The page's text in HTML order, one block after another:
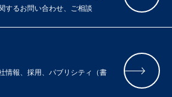
するお問い合わせ、ご相談
情報、採用、パブリシティ（書